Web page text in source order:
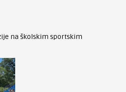
na školskim sportskim